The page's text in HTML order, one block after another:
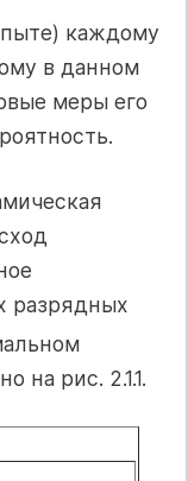
каждому
в данном
меры его
разрядных
на рис. 2.1.1.